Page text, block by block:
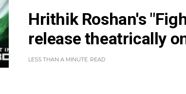
Hrithik Roshan's
release theatrically
LESS THAN A MINUTE READ